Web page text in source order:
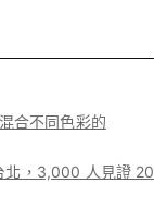
合不同色彩的
北，3,000 人見證 20